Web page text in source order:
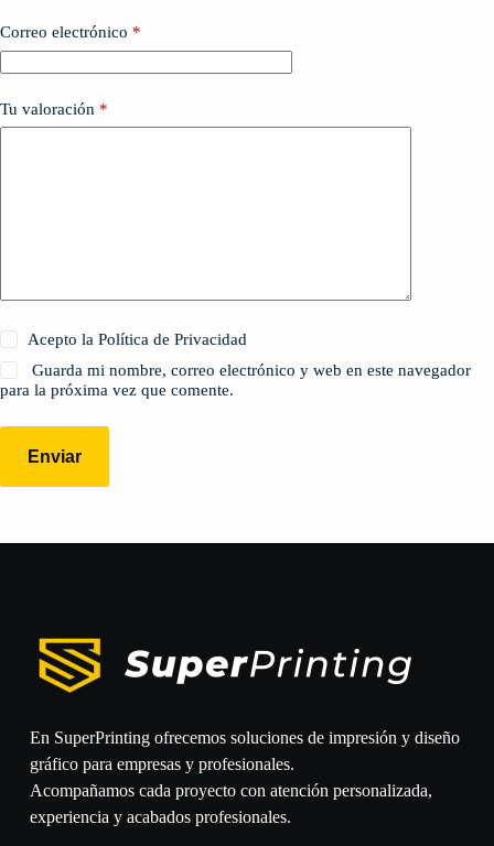
Correo electrónico *
Tu valoración *
Acepto la Política de Privacidad
Guarda mi nombre, correo electrónico y web en este navegador
para la próxima vez que comente.
Enviar
En SuperPrinting ofrecemos soluciones de impresión y diseño
gráfico para empresas y profesionales.
Acompañamos cada proyecto con atención personalizada,
experiencia y acabados profesionales.